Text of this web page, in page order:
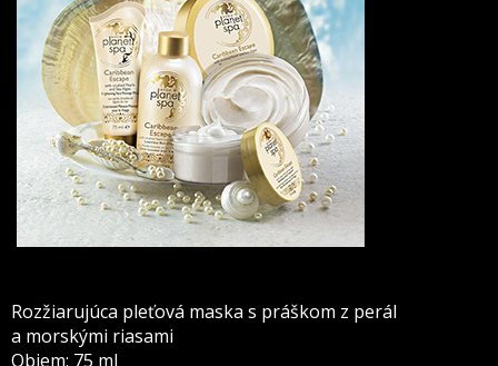
Rozžiarujúca pleťová maska s práškom z perál
a morskými riasami
Objem: 75 ml